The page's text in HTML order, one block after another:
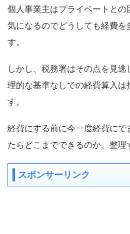
個人事業主はプライベートとの
気になるのでどうしても経費を
す。
しかし、税務署はその点を見
理的な基準なしでの経費算入は
す。
経費にする前に今一度経費にで
たらどこまでできるのか、整理
スポンサーリンク